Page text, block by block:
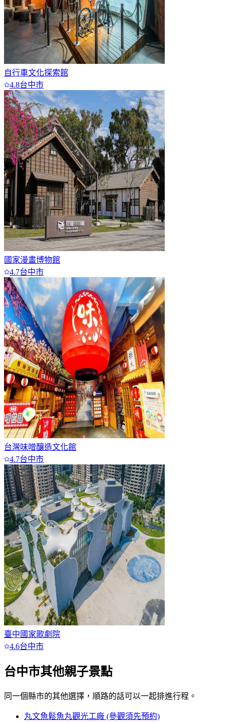
自行車文化探索館
4.8台中市
國家漫畫博物館
4.7台中市
台灣味噌釀造文化館
4.7台中市
臺中國家歌劇院
4.6台中市
台中市其他親子景點
同一個縣市的其他選擇，順路的話可以一起排進行程。
丸文魚鬆魚丸觀光工廠 (參觀須先預約)